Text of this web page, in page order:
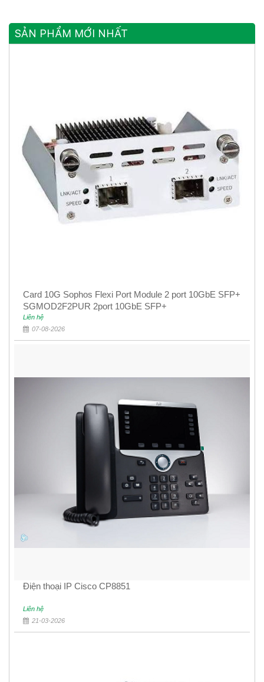
SẢN PHẨM MỚI NHẤT
Card 10G Sophos Flexi Port Module 2 port 10GbE SFP+
SGMOD2F2PUR 2port 10GbE SFP+
Liên hệ
07-08-2026
Điện thoại IP Cisco CP8851
Liên hệ
21-03-2026